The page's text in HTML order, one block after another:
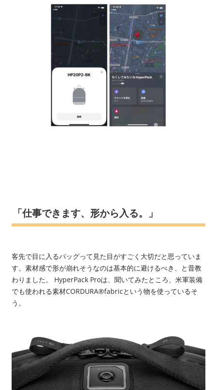
「仕事できます、形から入る。」
客先で目に入るバッグって見た目がすごく大切だと思っていま
す。素材感で形が崩れそうなのは基本的に避けるべき、と昔教
わりました。 HyperPack Proは、聞いてみたところ、米軍装備
でも使われる素材CORDURA®️fabricという物を使っているそ
う。